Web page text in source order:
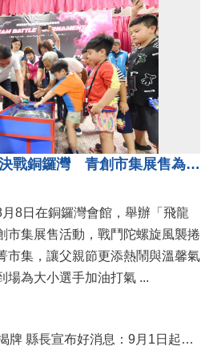
3對3戰鬥陀螺團體賽決戰銅鑼灣 青創市集展售為父親節增添繽紛
8日在銅鑼灣會館，舉辦「飛龍
市集展售活動，戰鬥陀螺旋風襲捲
市集，讓父親節更添熱鬧與溫馨氣
氛。縣長鍾東錦偕來賓到場為大小選手加油打氣 ...
苗栗親子館暨托嬰中心揭牌 縣長宣布好消息：9月1日起調降臨時托嬰費用